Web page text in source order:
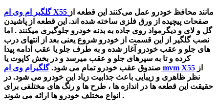
گلگیر ام وی ام X55 مانند محافظ خودرو عمل می‌کنند این قطعه از
صفحات پیچیده از ورق فلزی ساخته شده اند. این قطعه از پاشیدن
گل و لای و دیگرمواد روی جاده به بدنه خودرو جلوگیری میکنند . اما
نصبگلگیر از این قسمت از خودرو شروع یعنی بعد از انتهای درب
های جلو و عقب خودرو آغاز شده و به طرف جلو یا عقب ادامه پیدا
کرده و تا به سپرهای جلو و عقب میرسد و در بخش کاپوت یا
صندوق عقب خودرو تمام می شود. گلگیرام وی ام mvm X55
نظر ظاهری و زیبایی باعث جذابیت زیاد این خودرو می شود. در
حقیقت این قطعه ها در اندازه ها ، طرح ها و رنگ های مختلفی برای
انواع مختلف خودرو ها ارائه می شوند .